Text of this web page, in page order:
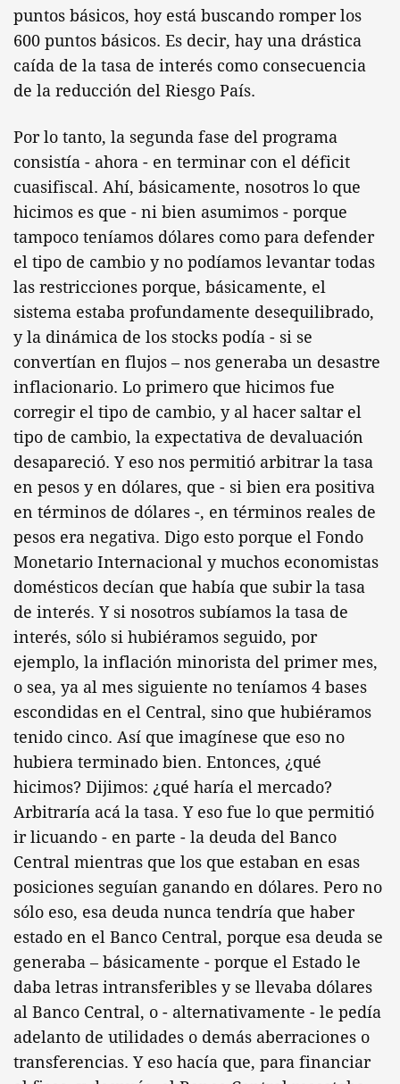
puntos básicos, hoy está buscando romper los
600 puntos básicos. Es decir, hay una drástica
caída de la tasa de interés como consecuencia
de la reducción del Riesgo País.
Por lo tanto, la segunda fase del programa
consistía - ahora - en terminar con el déficit
cuasifiscal. Ahí, básicamente, nosotros lo que
hicimos es que - ni bien asumimos - porque
tampoco teníamos dólares como para defender
el tipo de cambio y no podíamos levantar todas
las restricciones porque, básicamente, el
sistema estaba profundamente desequilibrado,
y la dinámica de los stocks podía - si se
convertían en flujos – nos generaba un desastre
inflacionario. Lo primero que hicimos fue
corregir el tipo de cambio, y al hacer saltar el
tipo de cambio, la expectativa de devaluación
desapareció. Y eso nos permitió arbitrar la tasa
en pesos y en dólares, que - si bien era positiva
en términos de dólares -, en términos reales de
pesos era negativa. Digo esto porque el Fondo
Monetario Internacional y muchos economistas
domésticos decían que había que subir la tasa
de interés. Y si nosotros subíamos la tasa de
interés, sólo si hubiéramos seguido, por
ejemplo, la inflación minorista del primer mes,
o sea, ya al mes siguiente no teníamos 4 bases
escondidas en el Central, sino que hubiéramos
tenido cinco. Así que imagínese que eso no
hubiera terminado bien. Entonces, ¿qué
hicimos? Dijimos: ¿qué haría el mercado?
Arbitraría acá la tasa. Y eso fue lo que permitió
ir licuando - en parte - la deuda del Banco
Central mientras que los que estaban en esas
posiciones seguían ganando en dólares. Pero no
sólo eso, esa deuda nunca tendría que haber
estado en el Banco Central, porque esa deuda se
generaba – básicamente - porque el Estado le
daba letras intransferibles y se llevaba dólares
al Banco Central, o - alternativamente - le pedía
adelanto de utilidades o demás aberraciones o
transferencias. Y eso hacía que, para financiar